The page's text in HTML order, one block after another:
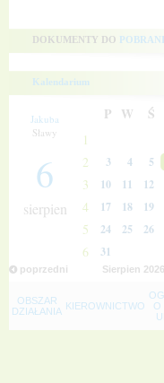
DOKUMENTY DO
Kalendarium
Jakuba
Sławy
6
sierpien
P W Ś
1
2 3 4 5
3 10 11 12
4 17 18 19
5 24 25 26
6 31
poprzedni Sierpien 2026
OBSZAR
DZIAŁANIA KIEROWNICTWO
O